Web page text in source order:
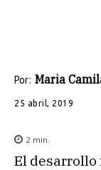
Por: Maria
25 abril, 2019
2 min.
El desarrollo